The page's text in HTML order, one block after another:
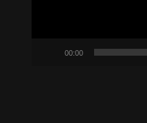
00:00